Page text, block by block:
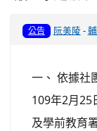
公告 阮美陵-
一、 依據社
109年2月25
及學前教育